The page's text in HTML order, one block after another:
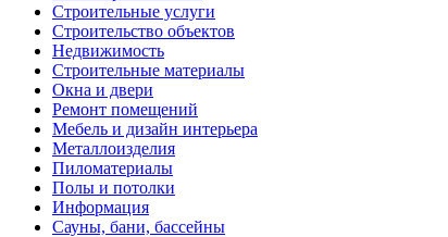
Строительные услуги
Строительство объектов
Недвижимость
Строительные материалы
Окна и двери
Ремонт помещений
Мебель и дизайн интерьера
Металлоизделия
Пиломатериалы
Полы и потолки
Информация
Сауны, бани, бассейны